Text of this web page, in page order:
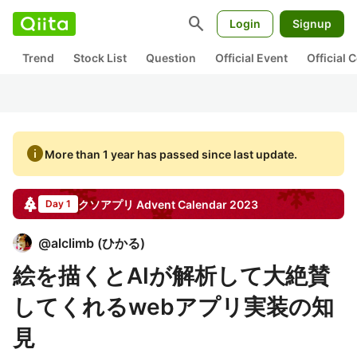
search Login Signup
Trend Stock List Question Official Event Official
infoMore than 1 year has passed since last update.
Day 1 クソアプリ Advent Calendar 2023
@alclimb (ひかる)
絵を描くとAIが解析して大絶賛
してくれるwebアプリ実装の知
見